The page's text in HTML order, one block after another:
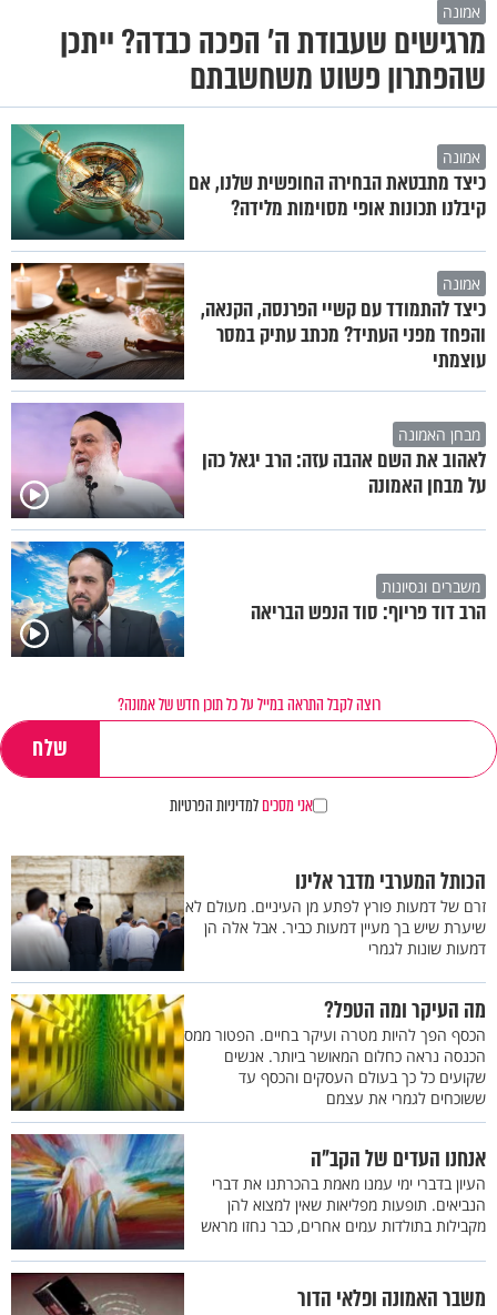
אמונה
מרגישים שעבודת ה' הפכה כבדה? ייתכן
שהפתרון פשוט משחשבתם
אמונה
כיצד מתבטאת הבחירה החופשית שלנו, אם
קיבלנו תכונות אופי מסוימות מלידה?
אמונה
כיצד להתמודד עם קשיי הפרנסה, הקנאה,
והפחד מפני העתיד? מכתב עתיק במסר
עוצמתי
מבחן האמונה
לאהוב את השם אהבה עזה: הרב יגאל כהן
על מבחן האמונה
משברים ונסיונות
הרב דוד פריוף: סוד הנפש הבריאה
רוצה לקבל התראה במייל על כל תוכן חדש של אמונה?
אני מסכיםלמדיניות הפרטיות
הכותל המערבי מדבר אלינו
זרם של דמעות פורץ לפתע מן העיניים. מעולם לא
שיערת שיש בך מעיין דמעות כביר. אבל אלה הן
דמעות שונות לגמרי
מה העיקר ומה הטפל?
הכסף הפך להיות מטרה ועיקר בחיים. הפטור ממס
הכנסה נראה כחלום המאושר ביותר. אנשים
שקועים כל כך בעולם העסקים והכסף עד
ששוכחים לגמרי את עצמם
אנחנו העדים של הקב"ה
העיון בדברי ימי עמנו מאמת בהכרתנו את דברי
הנביאים. תופעות מפליאות שאין למצוא להן
מקבילות בתולדות עמים אחרים, כבר נחזו מראש
משבר האמונה ופלאי הדור